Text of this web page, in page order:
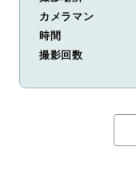
カメラマン
時間
撮影回数